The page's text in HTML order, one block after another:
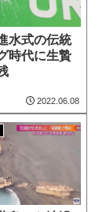
水式の伝統
時代に生贄
2022.06.08